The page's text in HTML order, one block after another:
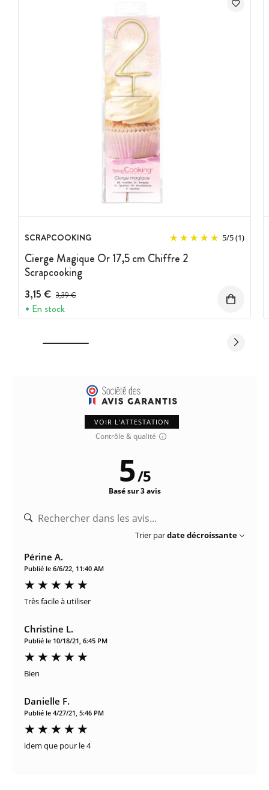
SCRAPCOOKING 5/5(1)
Cierge Magique Or 17,5 cm Chiffre 2
Scrapcooking
3,15 € Prix avant réduction :
3,39 €
En stock
VOIR L'ATTESTATION
Contrôle & qualité
5/5
Basé sur 3 avis
Trier pardate décroissante
Périne A.
Publié le 6/6/22, 11:40 AM
Très facile à utiliser
Christine L.
Publié le 10/18/21, 6:45 PM
Bien
Danielle F.
Publié le 4/27/21, 5:46 PM
idem que pour le 4